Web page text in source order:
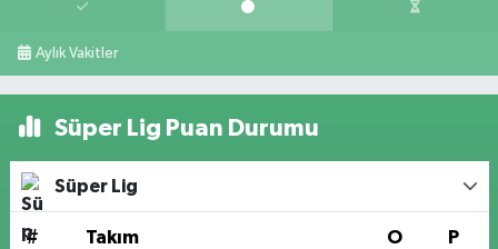
Aylık Vakitler
Süper Lig Puan Durumu
Süper Lig
# Takım O P